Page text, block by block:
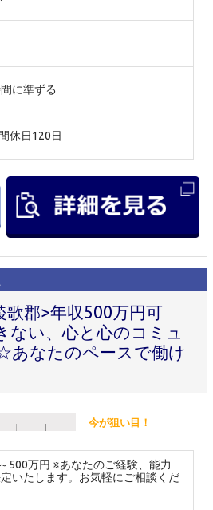
に準ずる
休日120日
郡>年収500万円可
ない、心と心のコミュ
あなたのペースで働け
今が狙い目！
500万円 ※あなたのご経験、能力
いたします。お気軽にご相談くだ